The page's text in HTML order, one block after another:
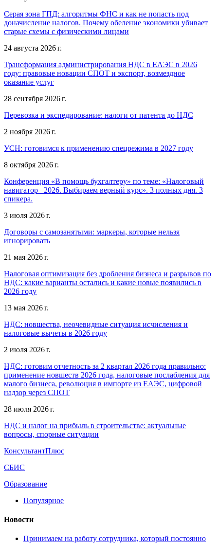
Серая зона ГПД: алгоритмы ФНС и как не попасть под
доначисление налогов. Почему обеление экономики убивает
старые схемы с физическими лицами
24 августа 2026 г.
Трансформация администрирования НДС в ЕАЭС в 2026
году: правовые новации СПОТ и экспорт, возмездное
оказание услуг
28 сентября 2026 г.
Перевозка и экспедирование: налоги от патента до НДС
2 ноября 2026 г.
УСН: готовимся к применению спецрежима в 2027 году
8 октября 2026 г.
Конференция «В помощь бухгалтеру» по теме: «Налоговый
навигатор– 2026. Выбираем верный курс». 3 полных дня. 3
спикера.
3 июля 2026 г.
Договоры с самозанятыми: маркеры, которые нельзя
игнорировать
21 мая 2026 г.
Налоговая оптимизация без дробления бизнеса и разрывов по
НДС: какие варианты остались и какие новые появились в
2026 году
13 мая 2026 г.
НДС: новшества, неочевидные ситуация исчисления и
налоговые вычеты в 2026 году
2 июля 2026 г.
НДС: готовим отчетность за 2 квартал 2026 года правильно:
применение новшеств 2026 года, налоговые послабления для
малого бизнеса, революция в импорте из ЕАЭС, цифровой
надзор через СПОТ
28 июля 2026 г.
НДС и налог на прибыль в строительстве: актуальные
вопросы, спорные ситуации
КонсультантПлюс
СБИС
Образование
Популярное
Новости
Принимаем на работу сотрудника, который постоянно